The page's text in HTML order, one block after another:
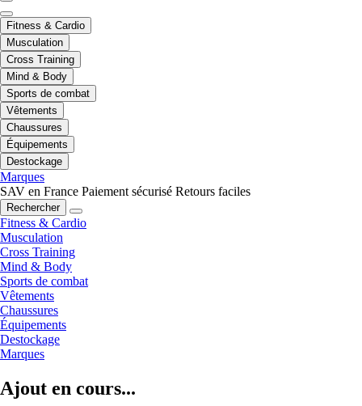
Fitness & Cardio
Musculation
Cross Training
Mind & Body
Sports de combat
Vêtements
Chaussures
Équipements
Destockage
Marques
SAV en France Paiement sécurisé Retours faciles
Rechercher
Fitness & Cardio
Musculation
Cross Training
Mind & Body
Sports de combat
Vêtements
Chaussures
Équipements
Destockage
Marques
Ajout en cours...